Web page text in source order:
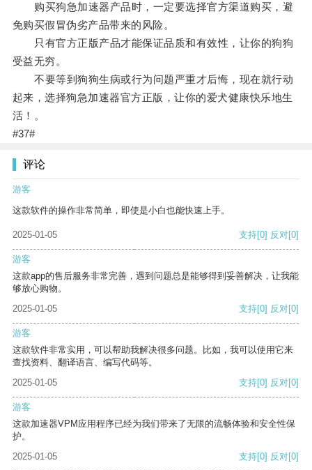
购买狗急加速器产品时，一定要选择官方渠道购买，避
免购买假冒伪劣产品带来的风险。
只有官方正版产品才能保证品质和有效性，让你的狗狗
受益无穷。
不要等到狗狗生病或行为问题严重才后悔，现在就行动
起来，选择狗急加速器官方正版，让你的爱犬健康快乐地生
活！。
#37#
评论
游客
这款软件的操作非常简单，即使是小白也能快速上手。
2025-01-05 支持[0] 反对[0]
游客
这款app的售后服务非常完善，遇到问题总是能够得到妥善解决，让我能
够放心购物。
2025-01-05
支持[0] 反对[0]
游客
这款软件非常实用，可以帮助我解决很多问题。比如，我可以使用它来
查找资料、翻译语言、编写代码等。
2025-01-05
支持[0] 反对[0]
游客
这款加速器VPM应用程序已经为我们带来了无限的流畅体验和安全性保
护。
2025-01-05
支持[0] 反对[0]